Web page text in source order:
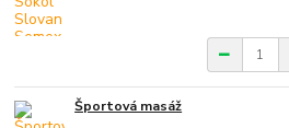
Športová masáž